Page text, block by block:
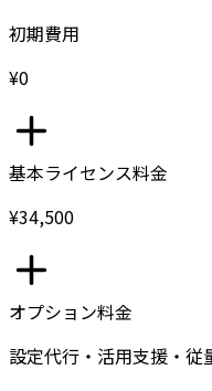
初期費用
¥0
基本ライセンス料金
¥34,500
オプション料金
設定代行・活用支援・従